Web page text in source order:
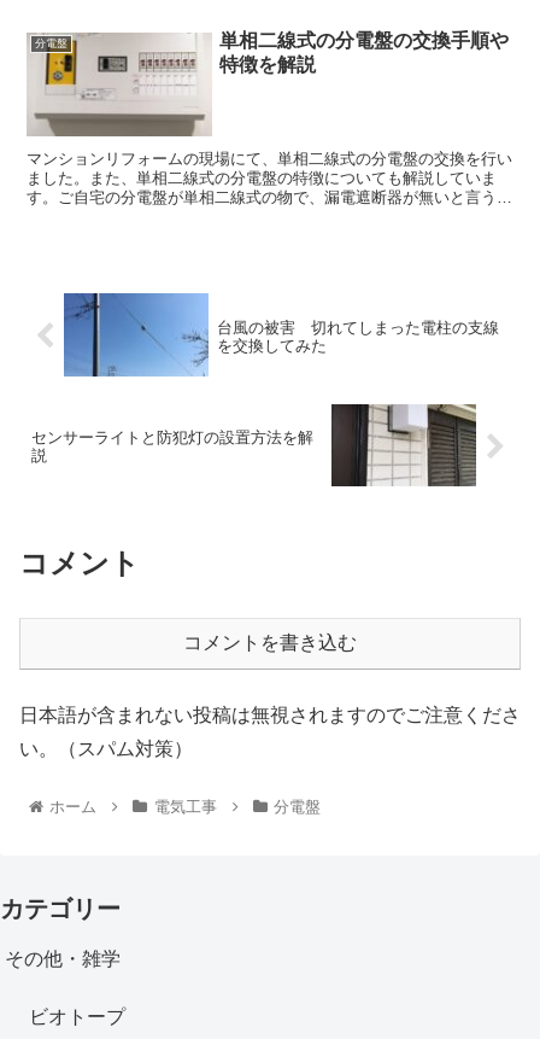
分電盤
単相二線式の分電盤の交換手順や
特徴を解説
マンションリフォームの現場にて、単相二線式の分電盤の交換を行い
ました。また、単相二線式の分電盤の特徴についても解説していま
す。ご自宅の分電盤が単相二線式の物で、漏電遮断器が無いと言う人
台風の被害 切れてしまった電柱の支線
を交換してみた
センサーライトと防犯灯の設置方法を解
説
コメント
コメントを書き込む
日本語が含まれない投稿は無視されますのでご注意くださ
い。（スパム対策）
ホーム 電気工事 分電盤
カテゴリー
その他・雑学
ビオトープ